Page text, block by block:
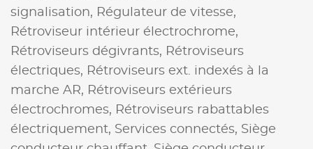
signalisation, Régulateur de vitesse,
Rétroviseur intérieur électrochrome,
Rétroviseurs dégivrants, Rétroviseurs
électriques, Rétroviseurs ext. indexés à la
marche AR, Rétroviseurs extérieurs
électrochromes, Rétroviseurs rabattables
électriquement, Services connectés, Siège